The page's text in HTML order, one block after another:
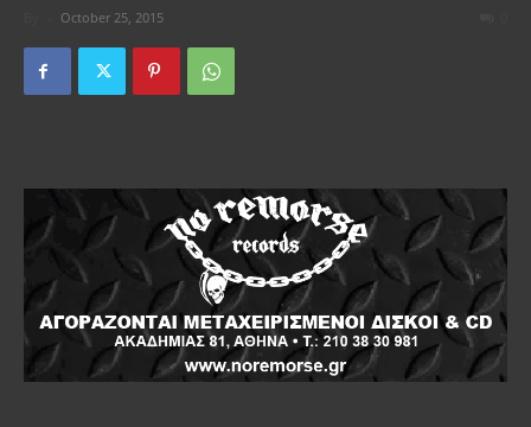
October 25, 2015